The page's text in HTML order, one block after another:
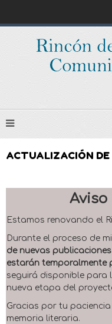
ACTUALIZACIÓN
Estamos renovando el
Durante el proceso de
de nuevas
estarán temporalmente
seguirá disponible para
nueva etapa del
Gracias por tu
memoria literaria.